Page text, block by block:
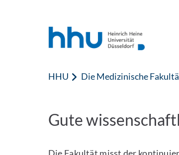
HHU Die Medizinische
Gute